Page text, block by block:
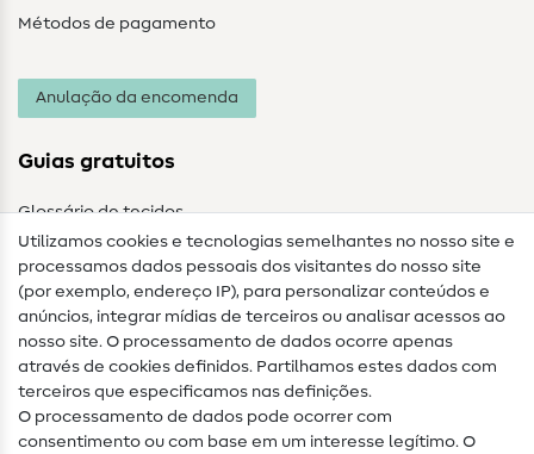
Métodos de pagamento
Anulação da encomenda
Guias gratuitos
Glossário de tecidos
Guias de costura
Ajuda e contacto
Contacto
Mudança de proprietário
Utilizamos cookies e tecnologias semelhantes no nosso site e
processamos dados pessoais dos visitantes do nosso site
(por exemplo, endereço IP), para personalizar conteúdos e
anúncios, integrar mídias de terceiros ou analisar acessos ao
nosso site. O processamento de dados ocorre apenas
através de cookies definidos. Partilhamos estes dados com
terceiros que especificamos nas definições.
O processamento de dados pode ocorrer com
consentimento ou com base em um interesse legítimo. O